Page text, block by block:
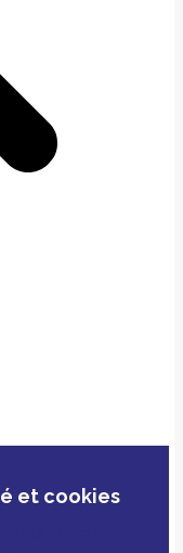
et cookies